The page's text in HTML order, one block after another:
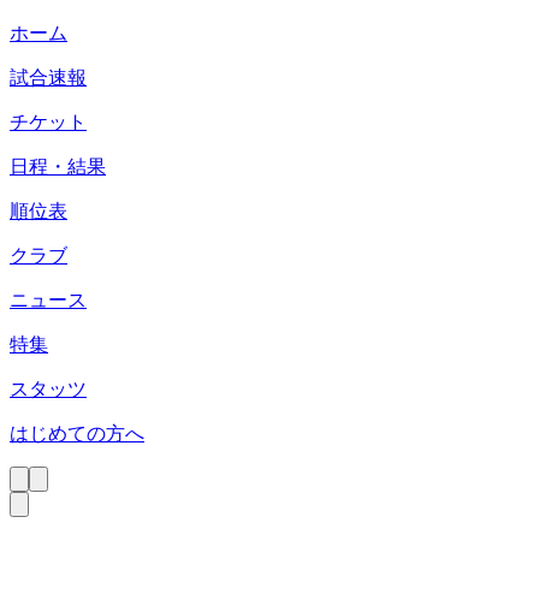
ホーム
試合速報
チケット
日程・結果
順位表
クラブ
ニュース
特集
スタッツ
はじめての方へ